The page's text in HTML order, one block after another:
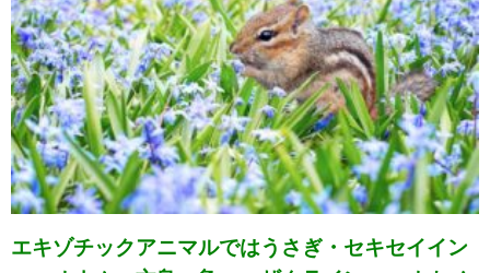
エキゾチックアニマルではうさぎ・セキセイイン